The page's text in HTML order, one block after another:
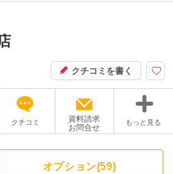
クチコミを書く
クチコミ
資料請求
お問合せ
もっと見る
フォトグラファー
オプション(59)